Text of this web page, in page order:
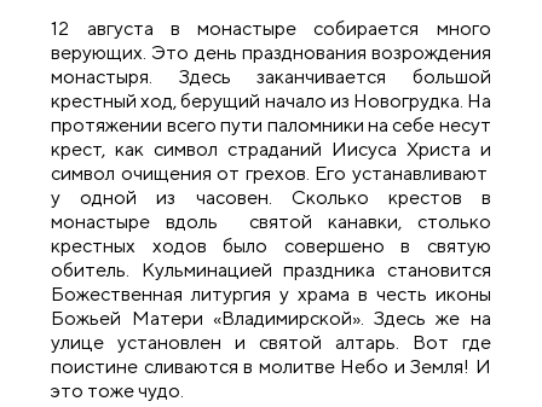
12 августа в монастыре собирается много
верующих. Это день празднования возрождения
монастыря. Здесь заканчивается большой
крестный ход, берущий начало из Новогрудка. На
протяжении всего пути паломники на себе несут
крест, как символ страданий Иисуса Христа и
символ очищения от грехов. Его устанавливают
у одной из часовен. Сколько крестов в
монастыре вдоль святой канавки, столько
крестных ходов было совершено в святую
обитель. Кульминацией праздника становится
Божественная литургия у храма в честь иконы
Божьей Матери «Владимирской». Здесь же на
улице установлен и святой алтарь. Вот где
поистине сливаются в молитве Небо и Земля! И
это тоже чудо.